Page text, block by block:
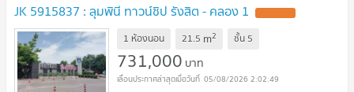
JK 5915837 : ลุมพินี ทาวน์ชิป รังสิต - คลอง 1
1 ห้องนอน 21.5 m2 ชั้น 5
731,000 บาท
05/08/2026 2:02:49